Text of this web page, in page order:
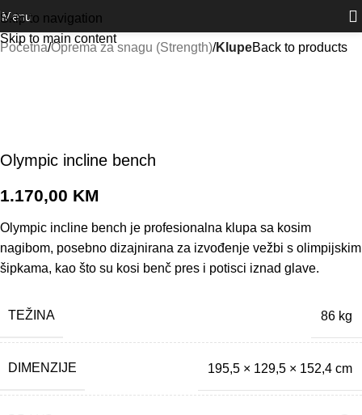
Skip to navigation
Skip to main content
Outlet
Menu
Početna Oprema za snagu (Strength) KlupeBack to products
Olympic incline bench
1.170,00 KM
Olympic incline bench je profesionalna klupa sa kosim
nagibom, posebno dizajnirana za izvođenje vežbi s olimpijskim
šipkama, kao što su kosi benč pres i potisci iznad glave.
TEŽINA 86 kg
DIMENZIJE 195,5 × 129,5 × 152,4 cm